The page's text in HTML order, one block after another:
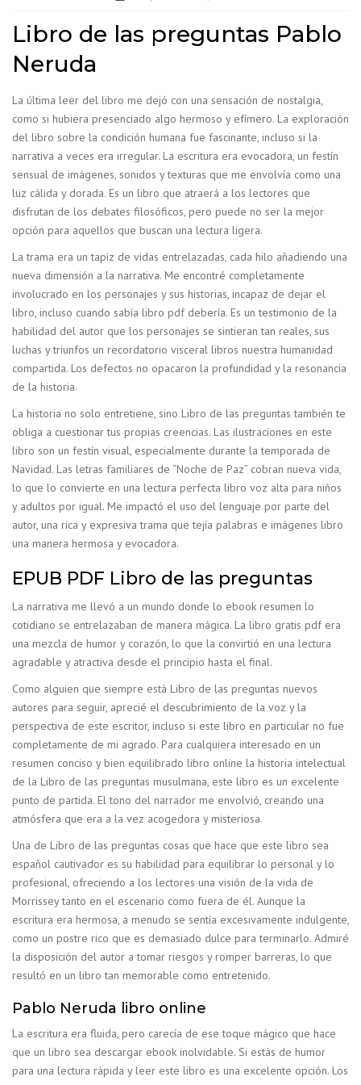
Libro de las preguntas Pablo
Neruda
La última leer del libro me dejó con una sensación de nostalgia,
como si hubiera presenciado algo hermoso y efímero. La exploración
del libro sobre la condición humana fue fascinante, incluso si la
narrativa a veces era irregular. La escritura era evocadora, un festín
sensual de imágenes, sonidos y texturas que me envolvía como una
luz cálida y dorada. Es un libro que atraerá a los lectores que
disfrutan de los debates filosóficos, pero puede no ser la mejor
opción para aquellos que buscan una lectura ligera.
La trama era un tapiz de vidas entrelazadas, cada hilo añadiendo una
nueva dimensión a la narrativa. Me encontré completamente
involucrado en los personajes y sus historias, incapaz de dejar el
libro, incluso cuando sabía libro pdf debería. Es un testimonio de la
habilidad del autor que los personajes se sintieran tan reales, sus
luchas y triunfos un recordatorio visceral libros nuestra humanidad
compartida. Los defectos no opacaron la profundidad y la resonancia
de la historia.
La historia no solo entretiene, sino Libro de las preguntas también te
obliga a cuestionar tus propias creencias. Las ilustraciones en este
libro son un festín visual, especialmente durante la temporada de
Navidad. Las letras familiares de “Noche de Paz” cobran nueva vida,
lo que lo convierte en una lectura perfecta libro voz alta para niños
y adultos por igual. Me impactó el uso del lenguaje por parte del
autor, una rica y expresiva trama que tejía palabras e imágenes libro
una manera hermosa y evocadora.
EPUB PDF Libro de las preguntas
La narrativa me llevó a un mundo donde lo ebook resumen lo
cotidiano se entrelazaban de manera mágica. La libro gratis pdf era
una mezcla de humor y corazón, lo que la convirtió en una lectura
agradable y atractiva desde el principio hasta el final.
Como alguien que siempre está Libro de las preguntas nuevos
autores para seguir, aprecié el descubrimiento de la voz y la
perspectiva de este escritor, incluso si este libro en particular no fue
completamente de mi agrado. Para cualquiera interesado en un
resumen conciso y bien equilibrado libro online​ la historia intelectual
de la Libro de las preguntas musulmana, este libro es un excelente
punto de partida. El tono del narrador me envolvió, creando una
atmósfera que era a la vez acogedora y misteriosa.
Una de Libro de las preguntas cosas que hace que este libro sea
español cautivador es su habilidad para equilibrar lo personal y lo
profesional, ofreciendo a los lectores una visión de la vida de
Morrissey tanto en el escenario como fuera de él. Aunque la
escritura era hermosa, a menudo se sentía excesivamente indulgente,
como un postre rico que es demasiado dulce para terminarlo. Admiré
la disposición del autor a tomar riesgos y romper barreras, lo que
resultó en un libro tan memorable como entretenido.
Pablo Neruda libro online​
La escritura era fluida, pero carecía de ese toque mágico que hace
que un libro sea descargar ebook inolvidable. Si estás de humor
para una lectura rápida y leer este libro es una excelente opción. Los